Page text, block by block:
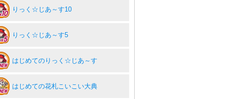
りっく☆じあ～す10
りっく☆じあ～す5
はじめてのりっく☆じあ～す
はじめての花札こいこい大典